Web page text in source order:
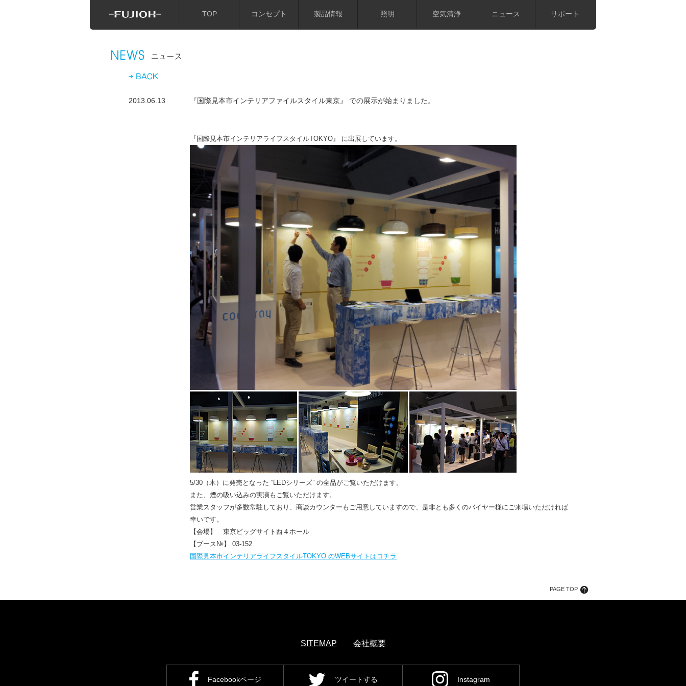
TOP コンセプト 製品情報 照明 空気清浄 ニュース サポート
2013.06.13 『国際見本市インテリアファイルスタイル東京』 での展示が始まりました。
『国際見本市インテリアライフスタイルTOKYO』 に出展しています。
5/30（木）に発売となった “LEDシリーズ” の全品がご覧いただけます。
また、煙の吸い込みの実演もご覧いただけます。
営業スタッフが多数常駐しており、商談カウンターもご用意していますので、是非とも多くのバイヤー様にご来場いただければ
幸いです。
【会場】 東京ビッグサイト西４ホール
【ブース№】 03-152
国際見本市インテリアライフスタイルTOKYO のWEBサイトはコチラ
PAGE TOP
SITEMAP 会社概要
Facebookページ ツイートする Instagram